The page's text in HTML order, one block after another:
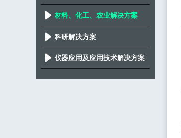
材料、化工、农业解决方案
科研解决方案
仪器应用及应用技术解决方案